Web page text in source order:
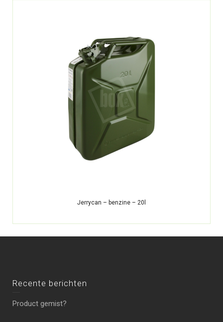
Jerrycan – benzine – 20l
Recente berichten
Product gemist?